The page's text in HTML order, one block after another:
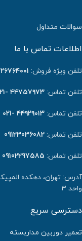
سوالات متداول
اطلاعات تماس با ما
تلفن ویژه فروش: ٢٦٧٦٤٠٠١ -۰۲۱
تلفن تماس: ۴۴۷۵۷۹۷۳ -۰۲۱
تلفن تماس: ۴۴۹۲۹۰۱۳ -۰۲۱
تلفن تماس: 09123036082
تلفن تماس: 09102297585
واحد ۳
دسترسی سریع
تعمیر دوربین مداربسته